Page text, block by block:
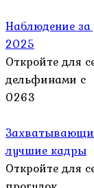
Наблюдение
2025
Откройте для
дельфинами с
0263
лучшие кадры
Откройте для